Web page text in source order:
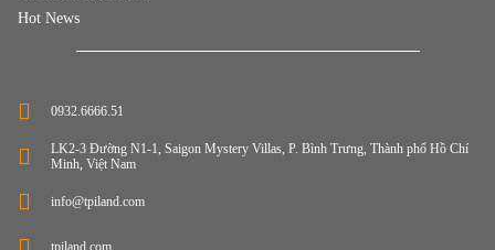
Hot News
0932.6666.51
LK2-3 Đường N1-1, Saigon Mystery Villas, P. Bình Trưng, Thành phố Hồ Chí
Minh, Việt Nam
info@tpiland.com
tpiland.com